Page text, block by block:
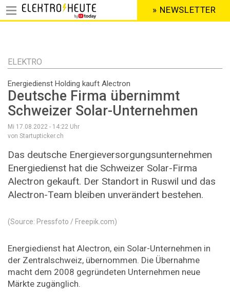
Inhalt
HEADER
MENU
» NEWSLETTER
ELEKTRO
Energiedienst Holding kauft Alectron
Deutsche Firma übernimmt
Schweizer Solar-Unternehmen
Mi 17.08.2022 - 14:22 Uhr
von Startupticker.ch
Das deutsche Energieversorgungsunternehmen
Energiedienst hat die Schweizer Solar-Firma
Alectron gekauft. Der Standort in Ruswil und das
Alectron-Team bleiben unverändert bestehen.
(Source: Pressfoto / Freepik.com)
Energiedienst hat Alectron, ein Solar-Unternehmen in
der Zentralschweiz, übernommen. Die Übernahme
macht dem 2008 gegründeten Unternehmen neue
Märkte zugänglich.